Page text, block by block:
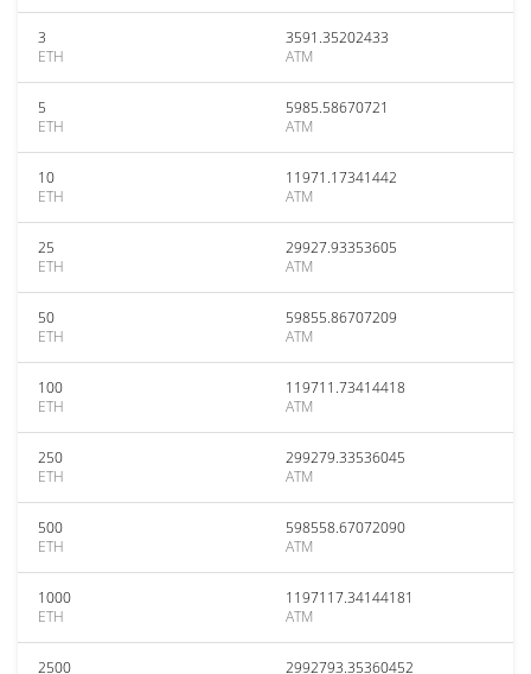
3
ETH
3591.35202433
ATM
5
ETH
5985.58670721
ATM
10
ETH
11971.17341442
ATM
25
ETH
29927.93353605
ATM
50
ETH
59855.86707209
ATM
100
ETH
119711.73414418
ATM
250
ETH
299279.33536045
ATM
500
ETH
598558.67072090
ATM
1000
ETH
1197117.34144181
ATM
2500 2992793.35360452